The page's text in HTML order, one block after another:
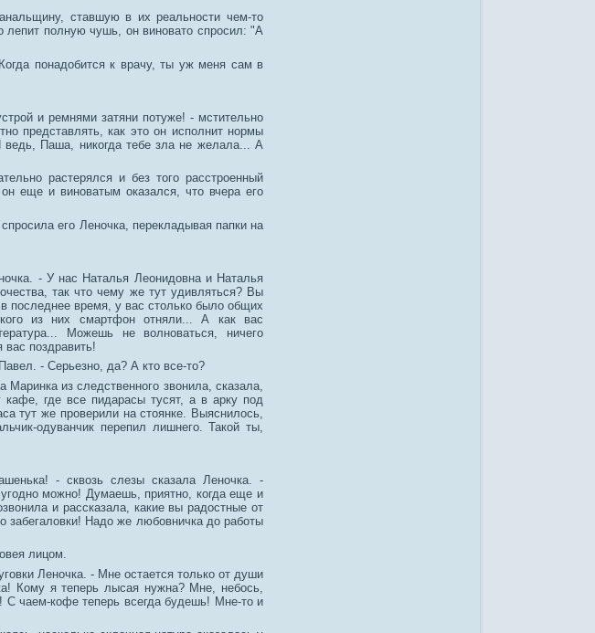
ставшую в их реальности чем-то
полную чушь, он виновато спросил: "А
понадобится к врачу, ты уж меня сам в
и ремнями затяни потуже! - мстительно
представлять, как это он исполнит нормы
ведь, Паша, никогда тебе зла не желала... А
растерялся и без того расстроенный
еще и виноватым оказался, что вчера его
его Леночка, перекладывая папки на
- У нас Наталья Леонидовна и Наталья
так что чему же тут удивляться? Вы
последнее время, у вас столько было общих
из них смартфон отняли... А как вас
Можешь не волноваться, ничего
поздравить!
- Серьезно, да? А кто все-то?
из следственного звонила, сказала,
кафе, где все пидарасы тусят, а в арку под
тут же проверили на стоянке. Выяснилось,
одуванчик перепил лишнего. Такой ты,
- сквозь слезы сказала Леночка. -
можно! Думаешь, приятно, когда еще и
и рассказала, какие вы радостные от
забегаловки! Надо же любовничка до работы
лицом.
Леночка. - Мне остается только от души
Кому я теперь лысая нужна? Мне, небось,
С чаем-кофе теперь всегда будешь! Мне-то и